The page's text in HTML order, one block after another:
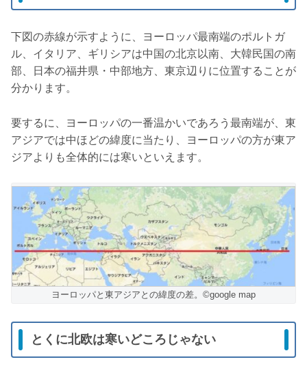
下図の赤線が示すように、ヨーロッパ最南端のポルトガ
ル、イタリア、ギリシアは中国の北京以南、大韓民国の南
部、日本の福井県・中部地方、東京辺りに位置することが
分かります。
要するに、ヨーロッパの一番温かいであろう最南端が、東
アジアでは中ほどの緯度に当たり、ヨーロッパの方が東ア
ジアよりも全体的には寒いといえます。
ヨーロッパと東アジアとの緯度の差。©google map
とくに北欧は寒いどころじゃない